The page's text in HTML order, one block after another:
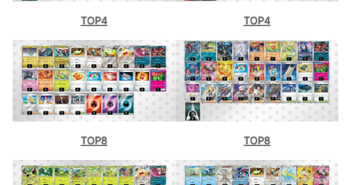
TOP4 TOP4
TOP8 TOP8